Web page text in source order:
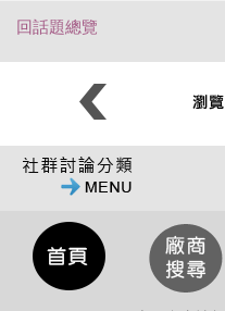
回話題總覽